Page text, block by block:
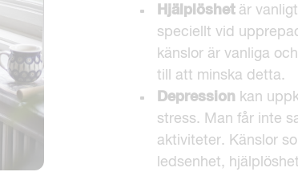
Hjälplöshet är
speciellt vid
känslor är vanliga
till att minska detta.
Depression kan
stress. Man får inte
aktiviteter. Känslor
ledsenhet,